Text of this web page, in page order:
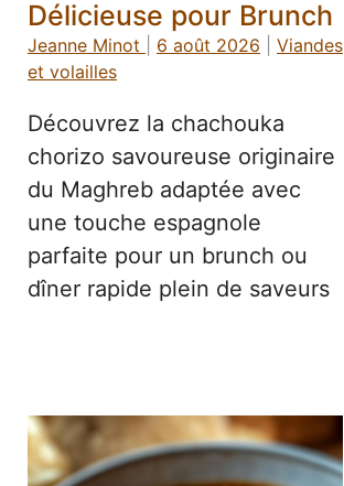
Délicieuse pour Brunch
Jeanne Minot 6 août 2026
Viandes
et volailles
Découvrez la chachouka
chorizo savoureuse originaire
du Maghreb adaptée avec
une touche espagnole
parfaite pour un brunch ou
dîner rapide plein de saveurs